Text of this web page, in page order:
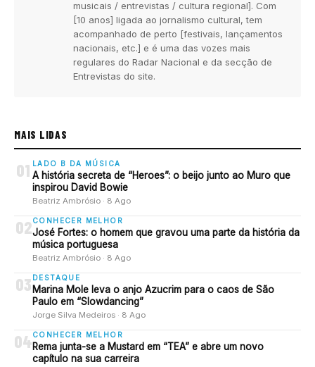
musicais / entrevistas / cultura regional]. Com
[10 anos] ligada ao jornalismo cultural, tem
acompanhado de perto [festivais, lançamentos
nacionais, etc.] e é uma das vozes mais
regulares do Radar Nacional e da secção de
Entrevistas do site.
MAIS LIDAS
01 LADO B DA MÚSICA
A história secreta de “Heroes”: o beijo junto ao Muro que
inspirou David Bowie
Beatriz Ambrósio · 8 Ago
02 CONHECER MELHOR
José Fortes: o homem que gravou uma parte da história da
música portuguesa
Beatriz Ambrósio · 8 Ago
03 DESTAQUE
Marina Mole leva o anjo Azucrim para o caos de São
Paulo em “Slowdancing”
Jorge Silva Medeiros · 8 Ago
04CONHECER MELHOR
Rema junta-se a Mustard em “TEA” e abre um novo
capítulo na sua carreira